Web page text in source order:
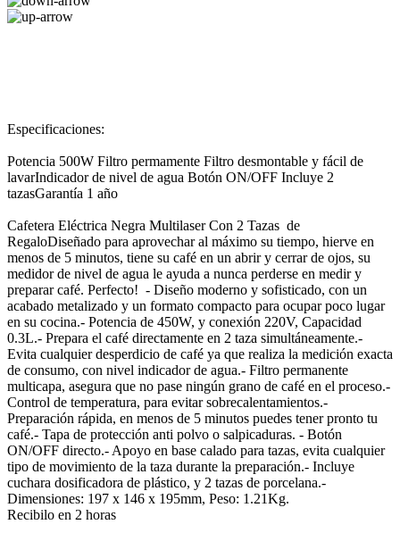
Especificaciones:
Potencia 500W Filtro permamente Filtro desmontable y fácil de
lavarIndicador de nivel de agua Botón ON/OFF Incluye 2
tazasGarantía 1 año
Cafetera Eléctrica Negra Multilaser Con 2 Tazas de
RegaloDiseñado para aprovechar al máximo su tiempo, hierve en
menos de 5 minutos, tiene su café en un abrir y cerrar de ojos, su
medidor de nivel de agua le ayuda a nunca perderse en medir y
preparar café. Perfecto! - Diseño moderno y sofisticado, con un
acabado metalizado y un formato compacto para ocupar poco lugar
en su cocina.- Potencia de 450W, y conexión 220V, Capacidad
0.3L.- Prepara el café directamente en 2 taza simultáneamente.-
Evita cualquier desperdicio de café ya que realiza la medición exacta
de consumo, con nivel indicador de agua.- Filtro permanente
multicapa, asegura que no pase ningún grano de café en el proceso.-
Control de temperatura, para evitar sobrecalentamientos.-
Preparación rápida, en menos de 5 minutos puedes tener pronto tu
café.- Tapa de protección anti polvo o salpicaduras. - Botón
ON/OFF directo.- Apoyo en base calado para tazas, evita cualquier
tipo de movimiento de la taza durante la preparación.- Incluye
cuchara dosificadora de plástico, y 2 tazas de porcelana.-
Dimensiones: 197 x 146 x 195mm, Peso: 1.21Kg.
Recibilo en 2 horas